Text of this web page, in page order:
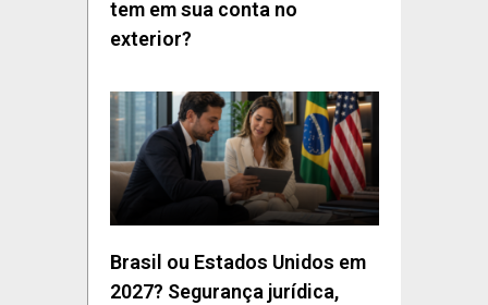
tem em sua conta no
exterior?
Brasil ou Estados Unidos em
2027? Segurança jurídica,